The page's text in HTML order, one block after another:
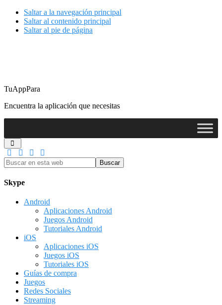
Saltar a la navegación principal
Saltar al contenido principal
Saltar al pie de página
TuAppPara
Encuentra la aplicación que necesitas
Buscar
en
esta
web
Skype
Android
Aplicaciones Android
Juegos Android
Tutoriales Android
iOS
Aplicaciones iOS
Juegos iOS
Tutoriales iOS
Guías de compra
Juegos
Redes Sociales
Streaming